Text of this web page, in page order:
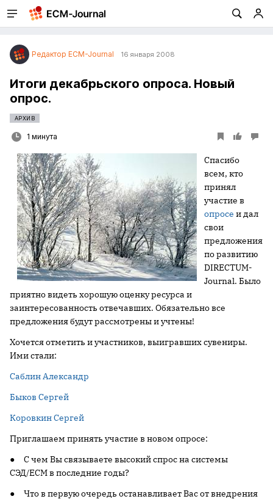
Редактор ECM-Journal 16 января 2008
Итоги декабрьского опроса. Новый
опрос.
АРХИВ
1 минута
Спасибо
всем, кто
принял
участие в
опросе и дал
свои
предложения
по развитию
DIRECTUM-
Journal. Было
приятно видеть хорошую оценку ресурса и
заинтересованность отвечавших. Обязательно все
предложения будут рассмотрены и учтены!
Хочется отметить и участников, выигравших сувениры.
Ими стали:
Саблин Александр
Быков Сергей
Коровкин Сергей
Приглашаем принять участие в новом опросе:
● С чем Вы связываете высокий спрос на системы
СЭД/ECM в последние годы?
● Что в первую очередь останавливает Вас от внедрения